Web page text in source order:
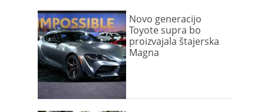
Novo generacijo
Toyote supra bo
proizvajala štajerska
Magna